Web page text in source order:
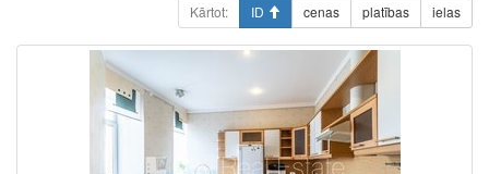
Kārtot: ID cenas platības ielas